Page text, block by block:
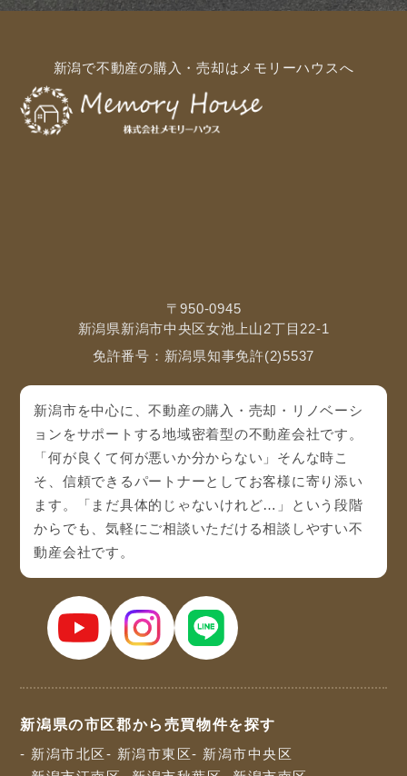
新潟で不動産の購入・売却はメモリーハウスへ
〒950-0945
新潟県新潟市中央区女池上山2丁目22-1
免許番号：新潟県知事免許(2)5537
新潟市を中心に、不動産の購入・売却・リノベーシ
ョンをサポートする地域密着型の不動産会社です。
「何が良くて何が悪いか分からない」そんな時こ
そ、信頼できるパートナーとしてお客様に寄り添い
ます。「まだ具体的じゃないけれど…」という段階
からでも、気軽にご相談いただける相談しやすい不
動産会社です。
新潟県の市区郡から売買物件を探す
- 新潟市北区 - 新潟市東区- 新潟市中央区